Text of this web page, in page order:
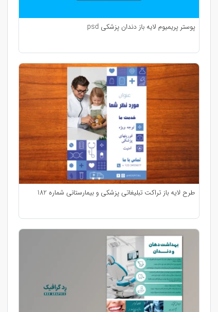
پوستر پریمیوم لایه باز دندان پزشکی psd
طرح لایه باز تراکت تبلیغاتی پزشکی و بیمارستانی شماره 182